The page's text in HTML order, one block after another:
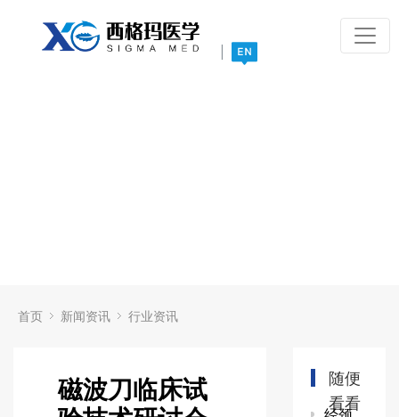
|
首页 新闻资讯 行业资讯
磁波刀临床试
随便
看看